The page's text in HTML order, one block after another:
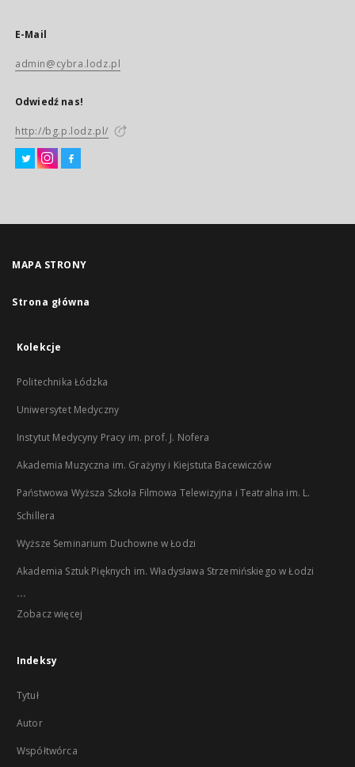
E-Mail
admin@cybra.lodz.pl
Odwiedź nas!
http://bg.p.lodz.pl/
MAPA STRONY
Strona główna
Kolekcje
Politechnika Łódzka
Uniwersytet Medyczny
Instytut Medycyny Pracy im. prof. J. Nofera
Akademia Muzyczna im. Grażyny i Kiejstuta Bacewiczów
Państwowa Wyższa Szkoła Filmowa Telewizyjna i Teatralna im. L.
Schillera
Wyższe Seminarium Duchowne w Łodzi
Akademia Sztuk Pięknych im. Władysława Strzemińskiego w Łodzi
...
Zobacz więcej
Indeksy
Tytuł
Autor
Współtwórca